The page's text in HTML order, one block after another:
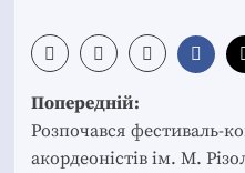
Post
navigation
Попередній:
Розпочався фестиваль-
акордеоністів ім. М.